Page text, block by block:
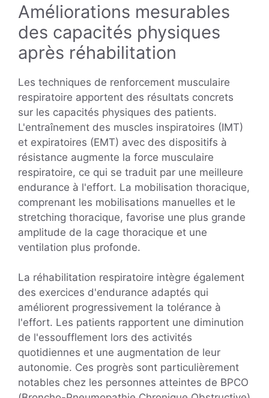
Améliorations mesurables
des capacités physiques
après réhabilitation
Les techniques de renforcement musculaire
respiratoire apportent des résultats concrets
sur les capacités physiques des patients.
L'entraînement des muscles inspiratoires (IMT)
et expiratoires (EMT) avec des dispositifs à
résistance augmente la force musculaire
respiratoire, ce qui se traduit par une meilleure
endurance à l'effort. La mobilisation thoracique,
comprenant les mobilisations manuelles et le
stretching thoracique, favorise une plus grande
amplitude de la cage thoracique et une
ventilation plus profonde.
La réhabilitation respiratoire intègre également
des exercices d'endurance adaptés qui
améliorent progressivement la tolérance à
l'effort. Les patients rapportent une diminution
de l'essoufflement lors des activités
quotidiennes et une augmentation de leur
autonomie. Ces progrès sont particulièrement
notables chez les personnes atteintes de BPCO